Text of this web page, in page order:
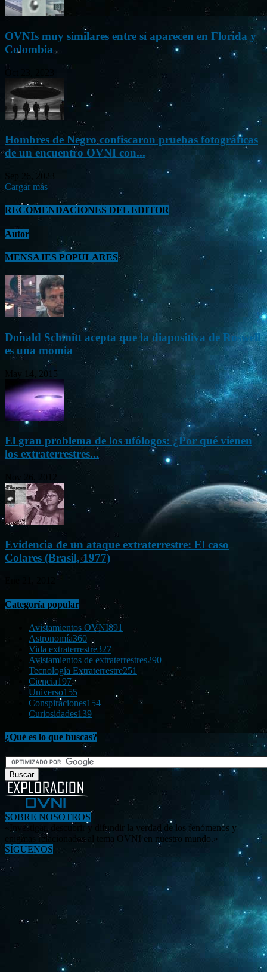
OVNIs muy similares entre sí aparecen en Florida y
Colombia
Hombres de Negro confiscaron pruebas fotográficas
de un encuentro OVNI con...
Sep 26, 2023
Cargar más
RECOMENDACIONES DEL EDITOR
Autor
MENSAJES POPULARES
Donald Schmitt acepta que la diapositiva de Roswell
es una momia
May 14, 2015
El gran problema de los ufólogos: ¿Por qué vienen
los extraterrestres...
Evidencia de un ataque extraterrestre: El caso
Colares (Brasil, 1977)
Categoría popular
Avistamientos OVNI891
Astronomía360
Vida extraterrestre327
Avistamientos de extraterrestres290
Tecnología Extraterrestre251
Ciencia197
Universo155
Conspiraciones154
Curiosidades139
¿Qué es lo que buscas?
SOBRE NOSOTROS
«Investigar, descubrir y difundir la verdad de los fenómenos y
enigmas relacionados al tema OVNI en nuestro mundo.»
SÍGUENOS